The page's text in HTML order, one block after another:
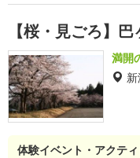
【桜・見ごろ】
満開
体験イベント・アクテ